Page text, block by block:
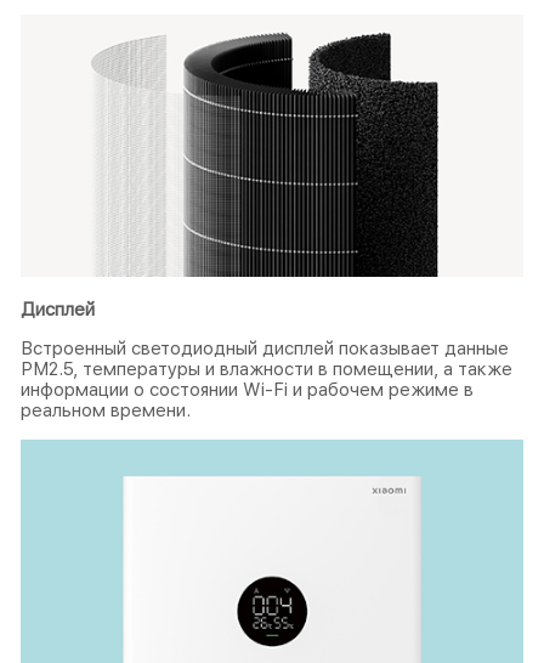
Дисплей
Встроенный светодиодный дисплей показывает данные
PM2.5, температуры и влажности в помещении, а также
информации о состоянии Wi-Fi и рабочем режиме в
реальном времени.